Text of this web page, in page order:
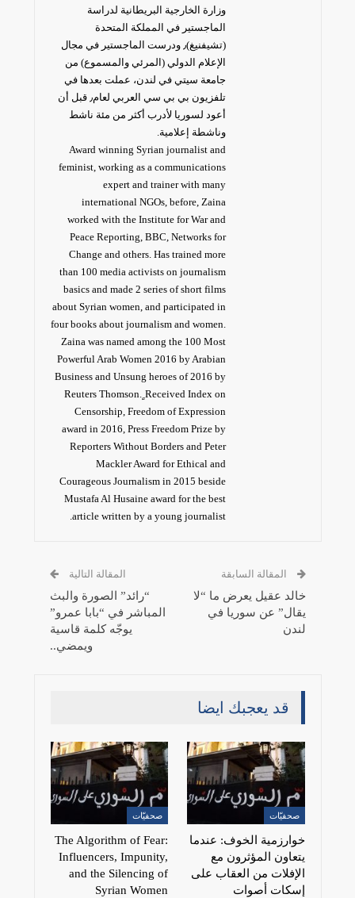
وزارة الخارجية البريطانية لدراسة
الماجستير في المملكة المتحدة
(تشيفنيغ)٫ ودرست الماجستير في مجال
الإعلام الدولي (المرئي والمسموع) من
جامعة سيتي في لندن، عملت بعدها في
تلفزيون بي بي سي العربي لعام٫ قبل أن
أعود لسوريا لأدرب أكثر من مئة ناشط
وناشطة إعلامية.
Award winning Syrian journalist and
feminist, working as a communications
expert and trainer with many
international NGOs, before, Zaina
worked with the Institute for War and
Peace Reporting, BBC, Networks for
Change and others. Has trained more
than 100 media activists on journalism
basics and made 2 series of short films
about Syrian women, and participated in
four books about journalism and women.
Zaina was named among the 100 Most
Powerful Arab Women 2016 by Arabian
Business and Unsung heroes of 2016 by
Reuters Thomson. ٍReceived Index on
Censorship, Freedom of Expression
award in 2016, Press Freedom Prize by
Reporters Without Borders and Peter
Mackler Award for Ethical and
Courageous Journalism in 2015 beside
Mustafa Al Husaine award for the best
article written by a young journalist.
المقالة السابقة
خالد عقيل يعرض ما “لا
يقال” عن سوريا في
لندن
المقالة التالية
“رائد” الصورة والبث
المباشر في “بابا عمرو”
يوجّه كلمة قاسية
ويمضي..
قد يعجبك ايضا
صحفيّات
خوارزمية الخوف: عندما
يتعاون المؤثرون مع
الإفلات من العقاب على
إسكات أصوات
صحفيّات
The Algorithm of Fear:
Influencers, Impunity,
and the Silencing of
Syrian Women